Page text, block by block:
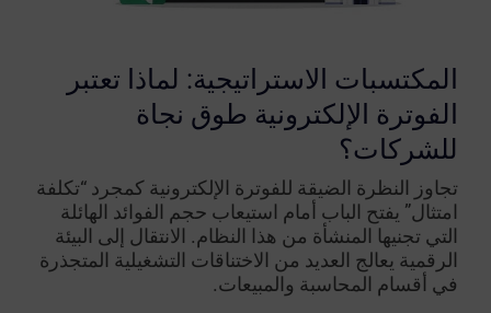
المكتسبات الاستراتيجية: لماذا تعتبر
الفوترة الإلكترونية طوق نجاة
للشركات؟
تجاوز النظرة الضيقة للفوترة الإلكترونية كمجرد “تكلفة
امتثال” يفتح الباب أمام استيعاب حجم الفوائد الهائلة
التي تجنيها المنشأة من هذا النظام. الانتقال إلى البيئة
الرقمية يعالج العديد من الاختناقات التشغيلية المتجذرة
في أقسام المحاسبة والمبيعات.